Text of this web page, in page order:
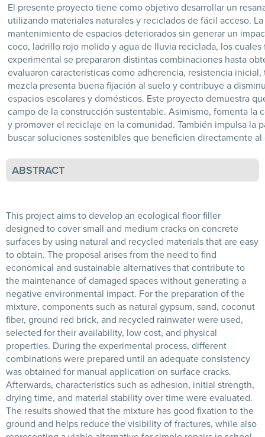
El presente proyecto tiene como objetivo desarrollar un
utilizando materiales naturales y reciclados de fácil acceso.
mantenimiento de espacios deteriorados sin generar un
coco, ladrillo rojo molido y agua de lluvia reciclada, los
experimental se prepararon distintas combinaciones hasta
evaluaron características como adherencia, resistencia
mezcla presenta buena fijación al suelo y contribuye a
espacios escolares y domésticos. Este proyecto demuestra
campo de la construcción sustentable. Asimismo, fomenta
y promover el reciclaje en la comunidad. También impulsa
buscar soluciones sostenibles que beneficien directamente
ABSTRACT
This project aims to develop an ecological floor filler
designed to cover small and medium cracks on concrete
surfaces by using natural and recycled materials that are easy
to obtain. The proposal arises from the need to find
economical and sustainable alternatives that contribute to
the maintenance of damaged spaces without generating a
negative environmental impact. For the preparation of the
mixture, components such as natural gypsum, sand, coconut
fiber, ground red brick, and recycled rainwater were used,
selected for their availability, low cost, and physical
properties. During the experimental process, different
combinations were prepared until an adequate consistency
was obtained for manual application on surface cracks.
Afterwards, characteristics such as adhesion, initial strength,
drying time, and material stability over time were evaluated.
The results showed that the mixture has good fixation to the
ground and helps reduce the visibility of fractures, while also